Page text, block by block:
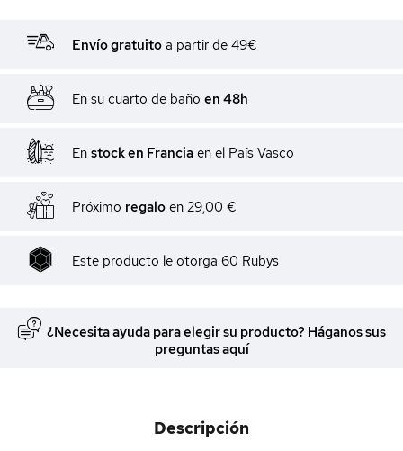
Envío gratuito a partir de 49€
En su cuarto de baño en 48h
En stock en Francia en el País Vasco
Próximo regalo en 29,00 €
Este producto le otorga 60 Rubys
¿Necesita ayuda para elegir su producto? Háganos sus
preguntas aquí
Descripción